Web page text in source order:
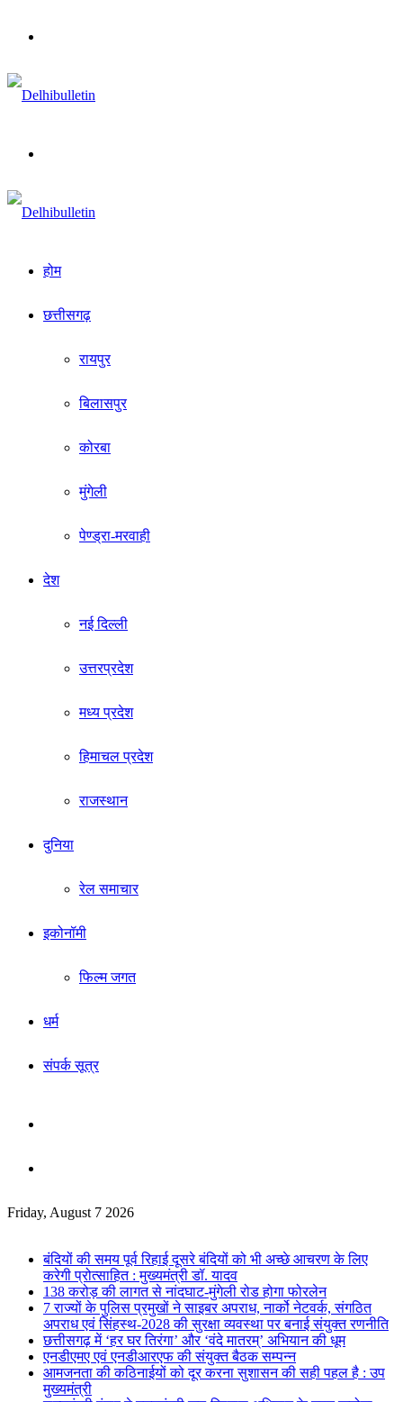
होम
छत्तीसगढ़
रायपुर
बिलासपुर
कोरबा
मुंगेली
पेण्ड्रा-मरवाही
देश
नई दिल्ली
उत्तरप्रदेश
मध्य प्रदेश
हिमाचल प्रदेश
राजस्थान
दुनिया
रेल समाचार
इकोनॉमी
फिल्म जगत
धर्म
संपर्क सूत्र
for
Friday, August 7 2026
बंदियों की समय पूर्व रिहाई दूसरे बंदियों को भी अच्छे आचरण के लिए
करेगी प्रोत्साहित : मुख्यमंत्री डॉ. यादव
138 करोड़ की लागत से नांदघाट-मुंगेली रोड होगा फोरलेन
7 राज्यों के पुलिस प्रमुखों ने साइबर अपराध, नार्को नेटवर्क, संगठित
अपराध एवं सिंहस्थ-2028 की सुरक्षा व्यवस्था पर बनाई संयुक्त रणनीति
छत्तीसगढ़ में ‘हर घर तिरंगा’ और ‘वंदे मातरम्’ अभियान की धूम
एनडीएमए एवं एनडीआरएफ की संयुक्त बैठक सम्पन्न
आमजनता की कठिनाईयों को दूर करना सुशासन की सही पहल है : उप
मुख्यमंत्री